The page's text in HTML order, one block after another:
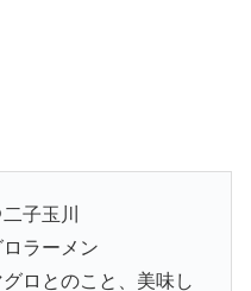
子玉川
ラーメン
ロとのこと、美味し